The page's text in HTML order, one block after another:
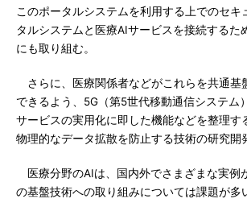
このポータルシステムを利用する上でのセキ
タルシステムと医療AIサービスを接続するた
にも取り組む。
さらに、医療関係者などがこれらを共通基
できるよう、5G（第5世代移動通信システム
サービスの実用化に即した機能などを整理す
物理的なデータ拡散を防止する技術の研究開
医療分野のAIは、国内外でさまざまな実例
の基盤技術への取り組みについては課題が多